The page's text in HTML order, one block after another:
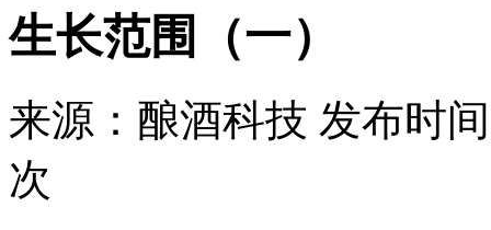
生长范围（一）
来源： 酿酒科技 发布时
次